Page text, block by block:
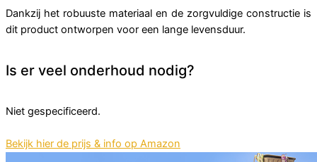
Dankzij het robuuste materiaal en de zorgvuldige constructie is
dit product ontworpen voor een lange levensduur.
Is er veel onderhoud nodig?
Niet gespecificeerd.
Bekijk hier de prijs & info op Amazon